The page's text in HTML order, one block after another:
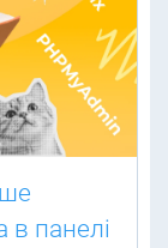
в панелі